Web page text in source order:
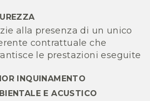
alla presenza di un unico
contrattuale che
le prestazioni eseguite
INQUINAMENTO
E ACUSTICO